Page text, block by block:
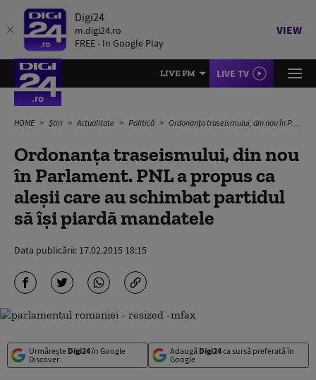
Digi24
m.digi24.ro
FREE - In Google Play
VIEW
LIVE FM LIVE TV
HOME Știri Actualitate Politică Ordonanța traseismului, din nou în Parlament. PNL a propus ca aleșii care au schimbat partidul să își piardă mandatele
Ordonanța traseismului, din nou
în Parlament. PNL a propus ca
aleșii care au schimbat partidul
să își piardă mandatele
Data publicării: 17.02.2015 18:15
Urmărește Digi24în Google
Discover
Adaugă Digi24ca sursă preferată în
Google